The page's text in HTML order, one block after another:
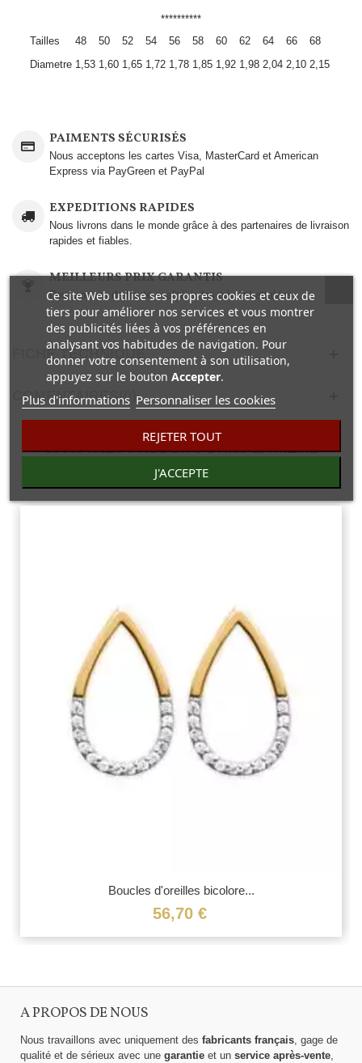
**********
Tailles
48 50 52 54 56 58 60 62 64 66
68
Diametre 1,53 1,60 1,65 1,72 1,78 1,85 1,92 1,98 2,04 2,10 2,15
PAIMENTS SÉCURISÉS
Nous acceptons les cartes Visa, MasterCard et American
Express via PayGreen et PayPal
EXPEDITIONS RAPIDES
Nous livrons dans le monde grâce à des partenaires de livraison
rapides et fiables.
MEILLEURS PRIX GARANTIS
Des produits de haute qualité à des prix imbattables..
FICHE TECHNIQUE
COMENTAIRES(0)
30 AUTRES PRODUITS DANS LA MÊME
CATÉGORIE :
Boucles d'oreilles bicolore...
56,70 €
A PROPOS DE NOUS
Nous travaillons avec uniquement des fabricants français, gage de
qualité et de sérieux avec une garantie et un service après-vente,
Ce site Web utilise ses propres cookies et ceux de
tiers pour améliorer nos services et vous montrer
des publicités liées à vos préférences en
analysant vos habitudes de navigation. Pour
donner votre consentement à son utilisation,
appuyez sur le bouton Accepter.
Plus d'informations Personnaliser les cookies
REJETER TOUT
J'ACCEPTE